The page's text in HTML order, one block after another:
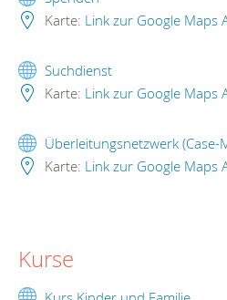
Karte: Link zur Google Maps
Suchdienst
Karte: Link zur Google Maps
Überleitungsnetzwerk (Case-
Karte: Link zur Google Maps
Kurse